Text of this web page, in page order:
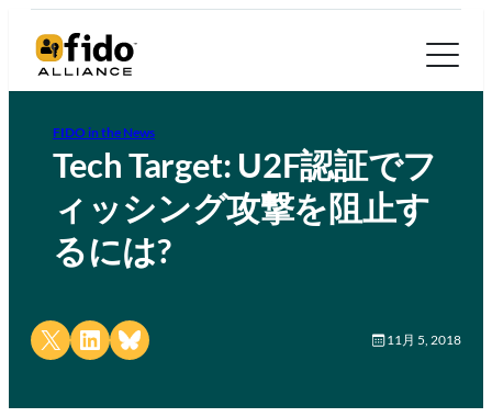
FIDO in the News
Tech Target: U2F認証でフ
ィッシング攻撃を阻止す
るには?
Share on X Share on LinkedIn
Share on Bluesky 11月 5, 2018